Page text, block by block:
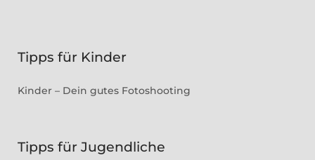
Tipps für Kinder
Kinder – Dein gutes Fotoshooting
Tipps für Jugendliche